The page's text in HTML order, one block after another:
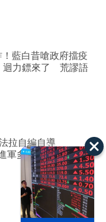
藍白昔嗆政府擋疫
迴力鏢來了 荒謬語
拉自編自導
軍多倫多 柯林法洛